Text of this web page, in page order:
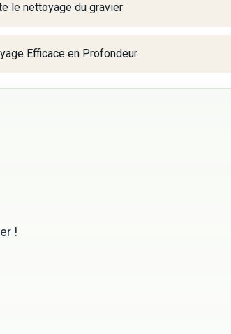
le nettoyage du gravier
Efficace en Profondeur
!